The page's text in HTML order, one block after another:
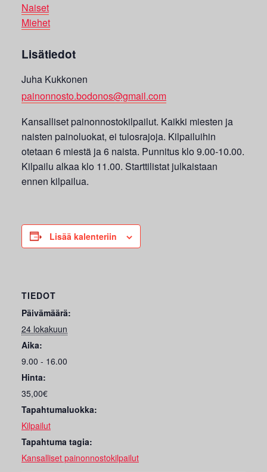
Naiset
Miehet
Lisätiedot
Juha Kukkonen
painonnosto.bodonos@gmail.com
Kansalliset painonnostokilpailut. Kaikki miesten ja
naisten painoluokat, ei tulosrajoja. Kilpailuihin
otetaan 6 miestä ja 6 naista. Punnitus klo 9.00-10.00.
Kilpailu alkaa klo 11.00. Starttilistat julkaistaan
ennen kilpailua.
Lisää kalenteriin
TIEDOT
Päivämäärä:
24 lokakuun
Aika:
9.00 - 16.00
Hinta:
35,00€
Tapahtumaluokka:
Kilpailut
Tapahtuma tagia:
Kansalliset painonnostokilpailut